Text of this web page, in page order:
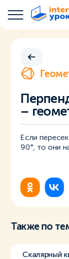
–
Если
90°, то они
Также по
Скалярный